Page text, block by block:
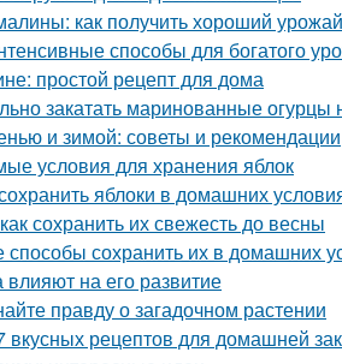
как получить хороший урожай
способы для богатого
простой рецепт для дома
закатать маринованные огурцы
и зимой: советы и рекомендации
условия для хранения яблок
яблоки в домашних
сохранить их свежесть до весны
сохранить их в домашних
на его развитие
правду о загадочном растении
рецептов для домашней